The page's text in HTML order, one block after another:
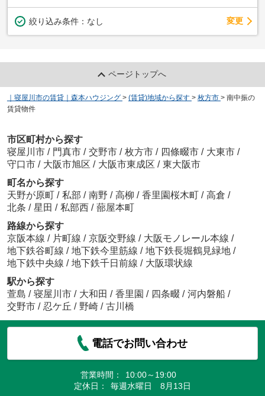
絞り込み条件： なし 変更
ページトップへ
｜寝屋川市の賃貸｜森本ハウジング > (賃貸)地域から探す > 枚方市 > 南中振の
賃貸物件
市区町村から探す
寝屋川市 / 門真市 / 交野市 / 枚方市 / 四條畷市 / 大東市 /
守口市 / 大阪市旭区 / 大阪市東成区 / 東大阪市
町名から探す
天野が原町 / 私部 / 南野 / 高柳 / 香里園桜木町 / 高倉 /
北条 / 星田 / 私部西 / 蔀屋本町
路線から探す
京阪本線 / 片町線 / 京阪交野線 / 大阪モノレール本線 /
地下鉄谷町線 / 地下鉄今里筋線 / 地下鉄長堀鶴見緑地 /
地下鉄中央線 / 地下鉄千日前線 / 大阪環状線
駅から探す
萱島 / 寝屋川市 / 大和田 / 香里園 / 四条畷 / 河内磐船 /
交野市 / 忍ケ丘 / 野崎 / 古川橋
電話でお問い合わせ
営業時間：
10:00～19:00
定休日：
毎週水曜日 8月13日